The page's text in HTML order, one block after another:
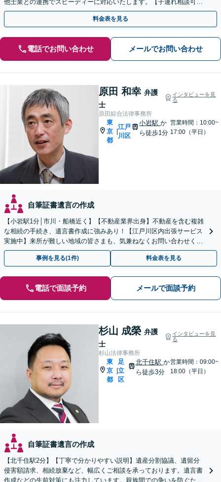
他士業との連携でスピーディーに対応いたします。【子連れ相談可】
【初回面談無料】
料金表を見る
電話でお問い合わせ メールでお問い合わせ
原田 和幸 弁護
士
インタビューを見
る
原田綜合法律事務所
東
京
都
|
江戸
川区
小岩駅か
ら徒歩1分
営業時間：10:00~
17:00（平日）
自筆証書遺言の作成
【小岩駅1分│市川・船橋近く】【不動産業界出身】不動産を含む複雑
な相続の手続き、遺言書作成に強みあり！【江戸川区内出張サービス
実施中】来所が難しい地域の皆さまも、気兼ねなくお問い合わせくだ
さい【メディア出演】【早朝・夜間・休日対応可】
事例を見る(1件) 料金表を見る
電話で面談予約 メールで面談予約
杉山 成榮 弁護
士
インタビューを見
る
杉山法律事務所
東
京
都
足
立
区
北千住駅 か
ら徒歩3分
営業時間：09:00~
18:00（平日）
自筆証書遺言の作成
【北千住駅2分】【丁寧で分かりやすい説明】遺産分割協議、遺留分
侵害額請求、相続放棄など、幅広くご相談を承っております。遺言書
作成などの生前対策にも注力しています。親族間での争いを防ぐため